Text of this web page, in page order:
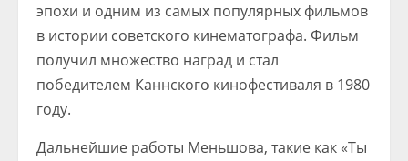
эпохи и одним из самых популярных фильмов
в истории советского кинематографа. Фильм
получил множество наград и стал
победителем Каннского кинофестиваля в 1980
году.
Дальнейшие работы Меньшова, такие как «Ты